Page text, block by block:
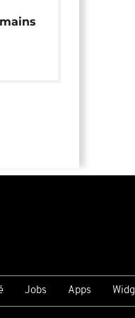
Jobs Apps